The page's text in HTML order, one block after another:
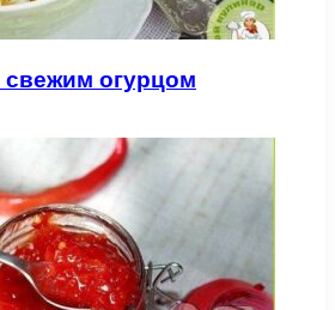
свежим огурцом